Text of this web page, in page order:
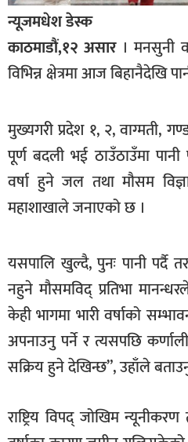
राजनीति
प्रमुख
समाचार
अन्तराष्ट्रिय
अन्तरबार्ता
अर्थ
मनोरञ्जन
फोटो
/
अन्य
शिक्षा
न्यूजमधेश डेस्क
काठमाडौं,१२ असार । मनसुनी
विभिन्न क्षेत्रमा आज बिहानैदेखि
मुख्यगरी प्रदेश १, २, वाग्मती,
पूर्ण बदली भई ठाउँठाउँमा पानी
वर्षा हुने जल तथा मौसम
महाशाखाले जनाएको छ ।
यसपालि खुल्दै, पुनः पानी पर्दै
नहुने मौसमविद् प्रतिभा
केही भागमा भारी वर्षाको
अपनाउनु पर्ने र त्यसपछि
सक्रिय हुने देखिन्छ”, उहाँले
राष्ट्रिय विपद् जोखिम